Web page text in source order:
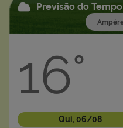
Previsão do Tempo
16°
Qui, 06/08